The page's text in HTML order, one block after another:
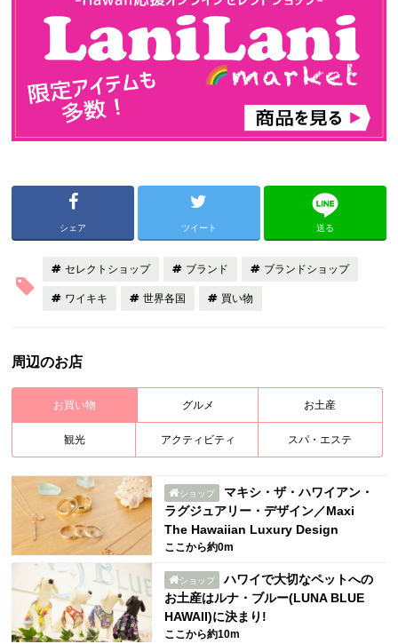
シェア ツイート 送る
セレクトショップ ブランド ブランドショップ
ワイキキ 世界各国 買い物
周辺のお店
お買い物 グルメ お土産
観光 アクティビティ スパ・エステ
ショップ
マキシ・ザ・ハワイアン・
ラグジュアリー・デザイン／Maxi
The Hawaiian Luxury Design
ここから約0m
ショップ
ハワイで大切なペットへの
お土産はルナ・ブルー(LUNA BLUE
HAWAII)に決まり!
ここから約10m